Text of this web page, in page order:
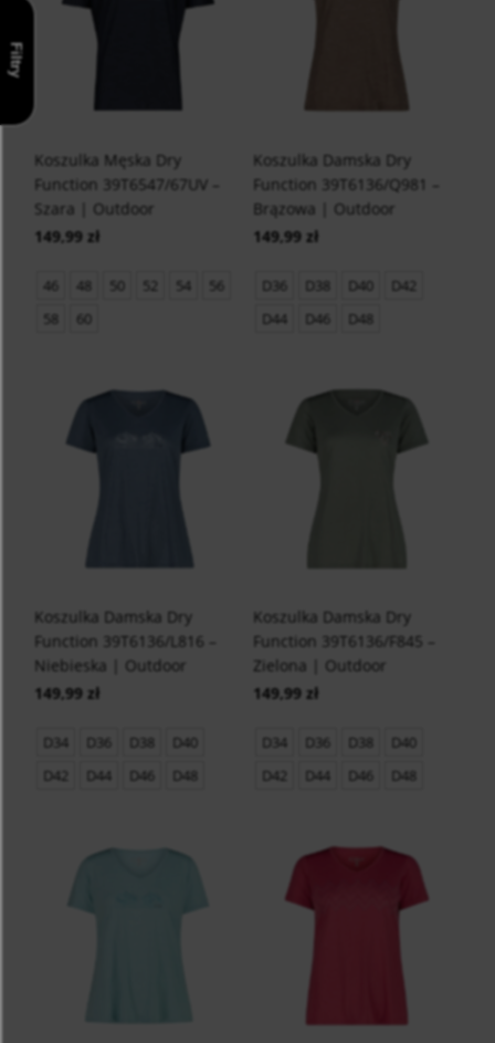
Filtry
Koszulka Męska Dry
Function 39T6547/67UV –
Szara | Outdoor
149,99 zł
46 48 50 52 54
56
58
60
Koszulka Damska Dry
Function 39T6136/Q981 –
Brązowa | Outdoor
149,99 zł
D36 D38 D40
D42
D44
D46 D48
Koszulka Damska Dry
Function 39T6136/L816 –
Niebieska | Outdoor
149,99 zł
D34 D36 D38
D40
D42
D44 D46 D48
Koszulka Damska Dry
Function 39T6136/F845 –
Zielona | Outdoor
149,99 zł
D34 D36 D38
D40
D42
D44 D46 D48